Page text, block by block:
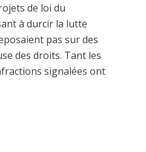
de loi du
à durcir la lutte
pas sur des
des droits. Tant les
signalées ont